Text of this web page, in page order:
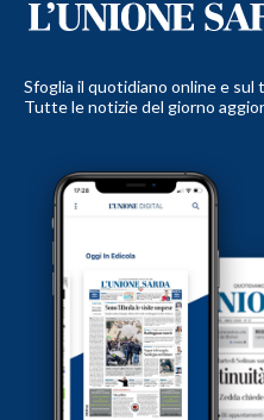
Sfoglia il quotidiano online e sul
Tutte le notizie del giorno